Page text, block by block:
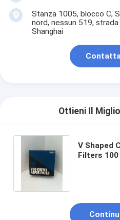
Stanza 1005, blocco C,
nord, nessun 519,
Shanghai
Ottieni Il
V Shaped
Filters